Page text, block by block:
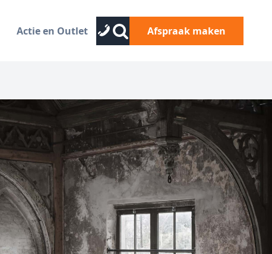
Actie en Outlet Afspraak maken